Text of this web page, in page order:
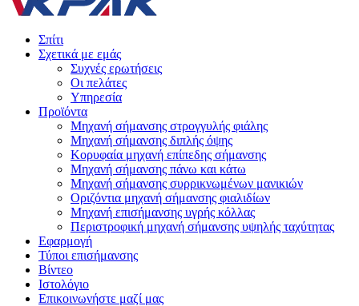
Σπίτι
Σχετικά με εμάς
Συχνές ερωτήσεις
Οι πελάτες
Υπηρεσία
Προϊόντα
Μηχανή σήμανσης στρογγυλής φιάλης
Μηχανή σήμανσης διπλής όψης
Κορυφαία μηχανή επίπεδης σήμανσης
Μηχανή σήμανσης πάνω και κάτω
Μηχανή σήμανσης συρρικνωμένων μανικιών
Οριζόντια μηχανή σήμανσης φιαλιδίων
Μηχανή επισήμανσης υγρής κόλλας
Περιστροφική μηχανή σήμανσης υψηλής ταχύτητας
Εφαρμογή
Τύποι επισήμανσης
Βίντεο
Ιστολόγιο
Επικοινωνήστε μαζί μας